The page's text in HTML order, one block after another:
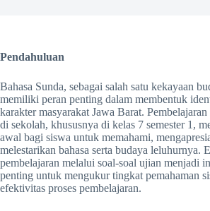
Pendahuluan
Bahasa Sunda, sebagai salah satu kekayaan
memiliki peran penting dalam membentuk
karakter masyarakat Jawa Barat. Pembelajaran
di sekolah, khususnya di kelas 7 semester 1,
awal bagi siswa untuk memahami,
melestarikan bahasa serta budaya leluhurnya.
pembelajaran melalui soal-soal ujian menjadi
penting untuk mengukur tingkat pemahaman
efektivitas proses pembelajaran.